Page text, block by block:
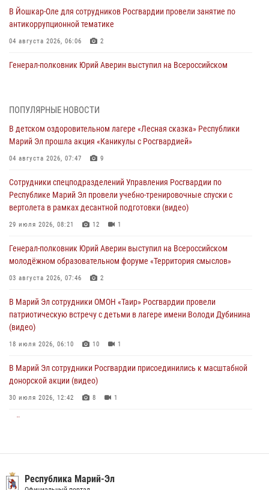
В Йошкар-Оле для сотрудников Росгвардии провели занятие по
антикоррупционной тематике
04 августа 2026, 06:06 2
Генерал-полковник Юрий Аверин выступил на Всероссийском
празднования Дня ВДВ и проведения матчевого турнира на Кубок
Раимкуля Малахбекова
03 августа 2026, 06:52 7
Центральная войсковая комендатура Росгвардии отмечает день
образования 2 августа
02 августа 2026, 11:44
мировой войне 1914-1918 годов
01 августа 2026, 11:42
Российской Федерации
01 августа 2026, 06:40
ПОПУЛЯРНЫЕ НОВОСТИ
В детском оздоровительном лагере «Лесная сказка» Республики
Марий Эл прошла акция «Каникулы с Росгвардией»
04 августа 2026, 07:47 9
Сотрудники спецподразделений Управления Росгвардии по
Республике Марий Эл провели учебно-тренировочные спуски с
вертолета в рамках десантной подготовки (видео)
29 июля 2026, 08:21 12 1
Генерал-полковник Юрий Аверин выступил на Всероссийском
молодёжном образовательном форуме «Территория смыслов»
03 августа 2026, 07:46 2
В Марий Эл сотрудники ОМОН «Таир» Росгвардии провели
патриотическую встречу с детьми в лагере имени Володи Дубинина
(видео)
18 июля 2026, 06:10 10 1
В Марий Эл сотрудники Росгвардии присоединились к масштабной
донорской акции (видео)
30 июля 2026, 12:42 8 1
Росгвардейцы в Республике Марий Эл приняли участие в
Республика Марий-Эл